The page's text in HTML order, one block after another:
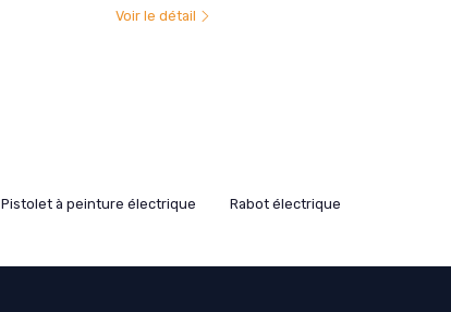
Voir le détail
Pistolet à peinture électrique Rabot électrique